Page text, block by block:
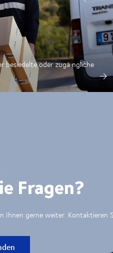
besiedelte oder zugängliche
Fragen?
Ihnen gerne weiter. Kontaktieren